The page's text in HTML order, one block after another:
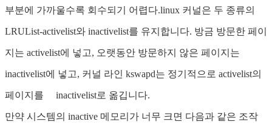
부분에 가까울수록 회수되기 어렵다.linux 커널은 두 종류의
LRUList-activelist와 inactivelist를 유지합니다. 방금 방문한 페이
지는 activelist에 넣고, 오랫동안 방문하지 않은 페이지는
inactivelist에 넣고, 커널 라인 kswapd는 정기적으로 activelist의
페이지를 inactivelist로 옮깁니다.
만약 시스템의 inactive 메모리가 너무 크면 다음과 같은 조작